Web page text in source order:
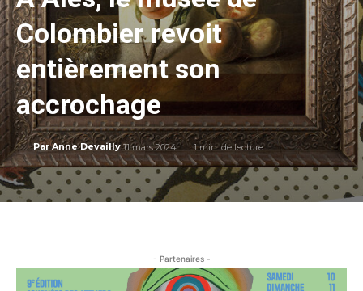
Colombier revoit
entièrement son
accrochage
Par Anne Devailly 11 mars 2024 1min. de lecture
- Partenaires -